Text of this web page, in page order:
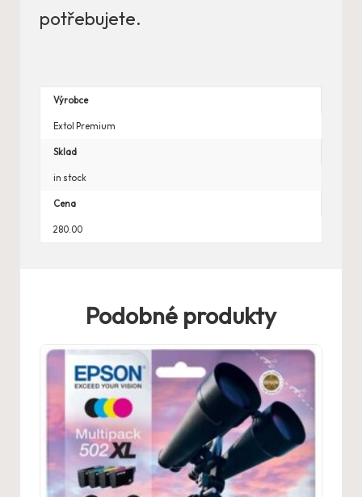
potřebujete.
Výrobce
Extol Premium
Sklad
in stock
Cena
280.00
Podobné produkty